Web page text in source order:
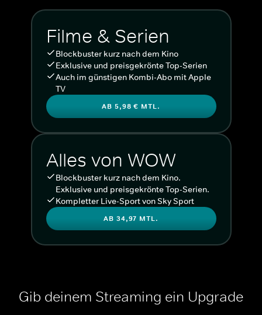
Filme & Serien
Blockbuster kurz nach dem Kino
Exklusive und preisgekrönte Top-Serien
Auch im günstigen Kombi-Abo mit Apple
TV
AB 5,98 € MTL.
Alles von WOW
Blockbuster kurz nach dem Kino.
Exklusive und preisgekrönte Top-Serien.
Kompletter Live-Sport von Sky Sport
AB 34,97 MTL.
Gib deinem Streaming ein Upgrade